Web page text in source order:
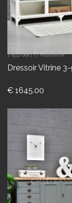
1-1512-008| Maatwerk
Dressoir Vitrine
€ 1645.00